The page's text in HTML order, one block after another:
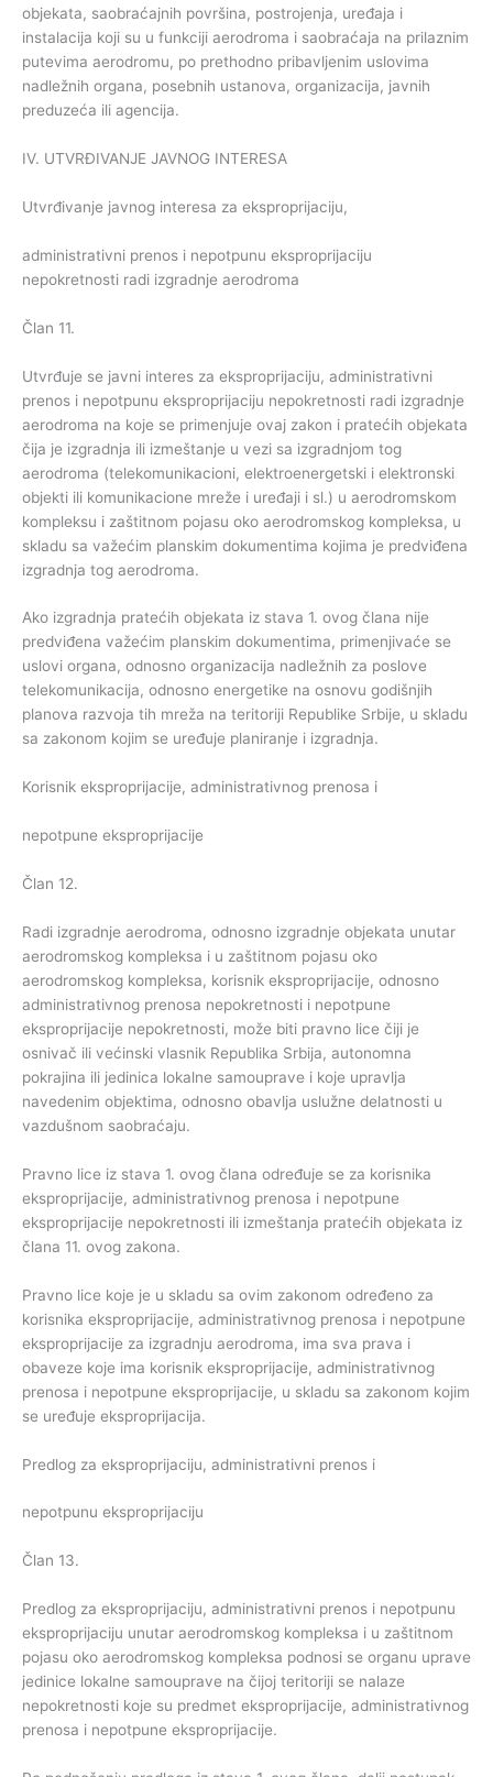
objekata, saobraćajnih površina, postrojenja, uređaja i
instalacija koji su u funkciji aerodroma i saobraćaja na prilaznim
putevima aerodromu, po prethodno pribavljenim uslovima
nadležnih organa, posebnih ustanova, organizacija, javnih
preduzeća ili agencija.
IV. UTVRĐIVANJE JAVNOG INTERESA
Utvrđivanje javnog interesa za eksproprijaciju,
administrativni prenos i nepotpunu eksproprijaciju
nepokretnosti radi izgradnje aerodroma
Član 11.
Utvrđuje se javni interes za eksproprijaciju, administrativni
prenos i nepotpunu eksproprijaciju nepokretnosti radi izgradnje
aerodroma na koje se primenjuje ovaj zakon i pratećih objekata
čija je izgradnja ili izmeštanje u vezi sa izgradnjom tog
aerodroma (telekomunikacioni, elektroenergetski i elektronski
objekti ili komunikacione mreže i uređaji i sl.) u aerodromskom
kompleksu i zaštitnom pojasu oko aerodromskog kompleksa, u
skladu sa važećim planskim dokumentima kojima je predviđena
izgradnja tog aerodroma.
Ako izgradnja pratećih objekata iz stava 1. ovog člana nije
predviđena važećim planskim dokumentima, primenjivaće se
uslovi organa, odnosno organizacija nadležnih za poslove
telekomunikacija, odnosno energetike na osnovu godišnjih
planova razvoja tih mreža na teritoriji Republike Srbije, u skladu
sa zakonom kojim se uređuje planiranje i izgradnja.
Korisnik eksproprijacije, administrativnog prenosa i
nepotpune eksproprijacije
Član 12.
Radi izgradnje aerodroma, odnosno izgradnje objekata unutar
aerodromskog kompleksa i u zaštitnom pojasu oko
aerodromskog kompleksa, korisnik eksproprijacije, odnosno
administrativnog prenosa nepokretnosti i nepotpune
eksproprijacije nepokretnosti, može biti pravno lice čiji je
osnivač ili većinski vlasnik Republika Srbija, autonomna
pokrajina ili jedinica lokalne samouprave i koje upravlja
navedenim objektima, odnosno obavlja uslužne delatnosti u
vazdušnom saobraćaju.
Pravno lice iz stava 1. ovog člana određuje se za korisnika
eksproprijacije, administrativnog prenosa i nepotpune
eksproprijacije nepokretnosti ili izmeštanja pratećih objekata iz
člana 11. ovog zakona.
Pravno lice koje je u skladu sa ovim zakonom određeno za
korisnika eksproprijacije, administrativnog prenosa i nepotpune
eksproprijacije za izgradnju aerodroma, ima sva prava i
obaveze koje ima korisnik eksproprijacije, administrativnog
prenosa i nepotpune eksproprijacije, u skladu sa zakonom kojim
se uređuje eksproprijacija.
Predlog za eksproprijaciju, administrativni prenos i
nepotpunu eksproprijaciju
Član 13.
Predlog za eksproprijaciju, administrativni prenos i nepotpunu
eksproprijaciju unutar aerodromskog kompleksa i u zaštitnom
pojasu oko aerodromskog kompleksa podnosi se organu uprave
jedinice lokalne samouprave na čijoj teritoriji se nalaze
nepokretnosti koje su predmet eksproprijacije, administrativnog
prenosa i nepotpune eksproprijacije.